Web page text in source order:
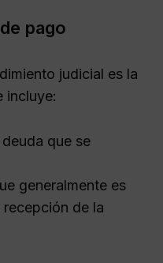
pago
judicial es la
incluye:
que se
generalmente es
de la